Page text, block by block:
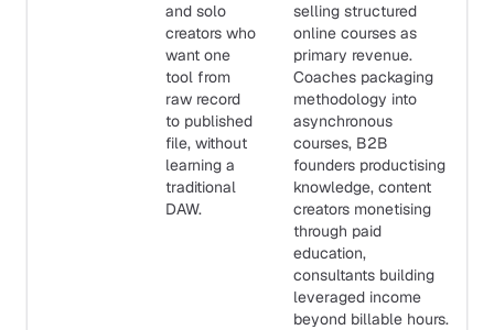
and solo
creators who
want one
tool from
raw record
to published
file, without
learning a
traditional
DAW.
selling structured
online courses as
primary revenue.
Coaches packaging
methodology into
asynchronous
courses, B2B
founders productising
knowledge, content
creators monetising
through paid
education,
consultants building
leveraged income
beyond billable hours.